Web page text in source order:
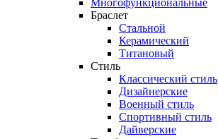
Многофункциональные
Браслет
Стальной
Керамический
Титановый
Стиль
Классический стиль
Дизайнерские
Военный стиль
Спортивный стиль
Дайверские